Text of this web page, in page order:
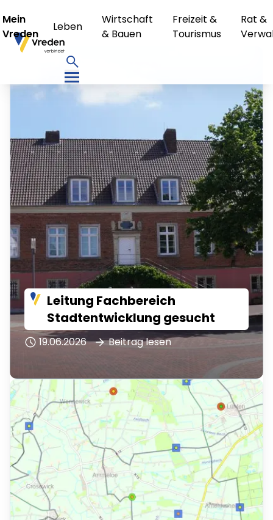
Mein
Vreden
Leben
Wirtschaft
& Bauen
Freizeit &
Tourismus
Rat &
Leitung Fachbereich
Stadtentwicklung gesucht
19.06.2026 Beitrag lesen